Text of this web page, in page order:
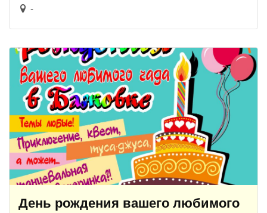
-
День рождения вашего любимого